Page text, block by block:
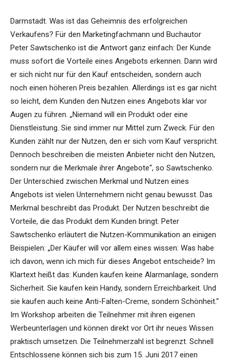
Darmstadt. Was ist das Geheimnis des erfolgreichen
Verkaufens? Für den Marketingfachmann und Buchautor
Peter Sawtschenko ist die Antwort ganz einfach: Der Kunde
muss sofort die Vorteile eines Angebots erkennen. Dann wird
er sich nicht nur für den Kauf entscheiden, sondern auch
noch einen höheren Preis bezahlen. Allerdings ist es gar nicht
so leicht, dem Kunden den Nutzen eines Angebots klar vor
Augen zu führen. „Niemand will ein Produkt oder eine
Dienstleistung. Sie sind immer nur Mittel zum Zweck. Für den
Kunden zählt nur der Nutzen, den er sich vom Kauf verspricht.
Dennoch beschreiben die meisten Anbieter nicht den Nutzen,
sondern nur die Merkmale ihrer Angebote“, so Sawtschenko.
Der Unterschied zwischen Merkmal und Nutzen eines
Angebots ist vielen Unternehmern nicht genau bewusst. Das
Merkmal beschreibt das Produkt. Der Nutzen beschreibt die
Vorteile, die das Produkt dem Kunden bringt. Peter
Sawtschenko erläutert die Nutzen-Kommunikation an einigen
Beispielen: „Der Käufer will vor allem eines wissen: Was habe
ich davon, wenn ich mich für dieses Angebot entscheide? Im
Klartext heißt das: Kunden kaufen keine Alarmanlage, sondern
Sicherheit. Sie kaufen kein Handy, sondern Erreichbarkeit. Und
sie kaufen auch keine Anti-Falten-Creme, sondern Schönheit.“
Im Workshop arbeiten die Teilnehmer mit ihren eigenen
Werbeunterlagen und können direkt vor Ort ihr neues Wissen
praktisch umsetzen. Die Teilnehmerzahl ist begrenzt. Schnell
Entschlossene können sich bis zum 15. Juni 2017 einen